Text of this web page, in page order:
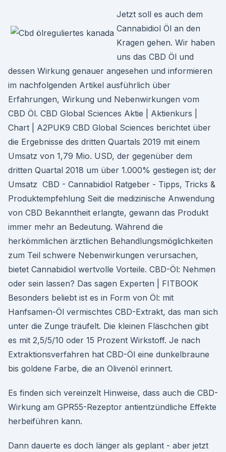
Jetzt soll es auch dem
Cannabidiol Öl an den
Kragen gehen. Wir haben
uns das CBD Öl und
dessen Wirkung genauer angesehen und informieren
im nachfolgenden Artikel ausführlich über
Erfahrungen, Wirkung und Nebenwirkungen vom
CBD Öl. CBD Global Sciences Aktie | Aktienkurs |
Chart | A2PUK9 CBD Global Sciences berichtet über
die Ergebnisse des dritten Quartals 2019 mit einem
Umsatz von 1,79 Mio. USD, der gegenüber dem
dritten Quartal 2018 um über 1.000% gestiegen ist; der
Umsatz ️ CBD - Cannabidiol Ratgeber - Tipps, Tricks &
Produktempfehlung Seit die medizinische Anwendung
von CBD Bekanntheit erlangte, gewann das Produkt
immer mehr an Bedeutung. Während die
herkömmlichen ärztlichen Behandlungsmöglichkeiten
zum Teil schwere Nebenwirkungen verursachen,
bietet Cannabidiol wertvolle Vorteile. CBD-Öl: Nehmen
oder sein lassen? Das sagen Experten | FITBOOK
Besonders beliebt ist es in Form von Öl: mit
Hanfsamen-Öl vermischtes CBD-Extrakt, das man sich
unter die Zunge träufelt. Die kleinen Fläschchen gibt
es mit 2,5/5/10 oder 15 Prozent Wirkstoff. Je nach
Extraktionsverfahren hat CBD-Öl eine dunkelbraune
bis goldene Farbe, die an Olivenöl erinnert.
Es finden sich vereinzelt Hinweise, dass auch die CBD-
Wirkung am GPR55-Rezeptor antientzündliche Effekte
herbeiführen kann.
Dann dauerte es doch länger als geplant - aber jetzt